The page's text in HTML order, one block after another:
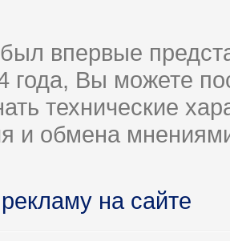
впервые
года, Вы можете
технические
и обмена
на сайте